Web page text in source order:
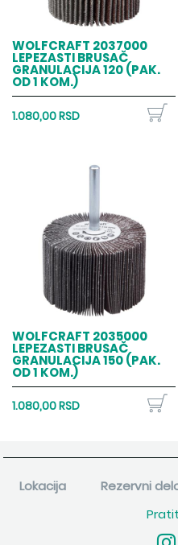
WOLFCRAFT 2037000
LEPEZASTI BRUSAČ
GRANULACIJA 120 (PAK.
OD 1 KOM.)
1.080,00 RSD
WOLFCRAFT 2035000
LEPEZASTI BRUSAČ
GRANULACIJA 150 (PAK.
OD 1 KOM.)
1.080,00 RSD
Lokacija Rezervni